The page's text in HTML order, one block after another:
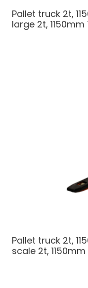
Pallet truck 2t,
large 2t,
Pallet truck 2t,
scale 2t,